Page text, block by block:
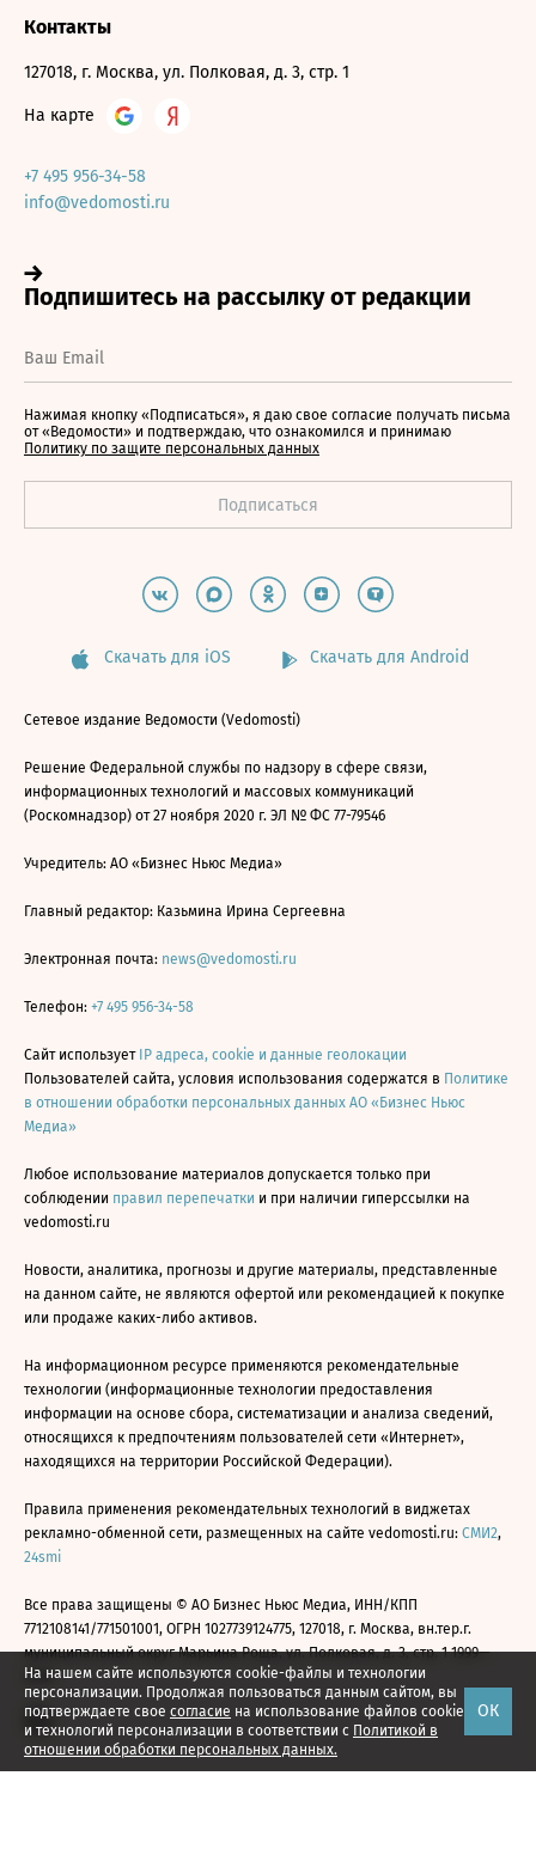
На нашем сайте используются cookie-файлы и технологии
персонализации. Продолжая пользоваться данным сайтом, вы
подтверждаете свое согласие на использование файлов cookie
и технологий персонализации в соответствии с Политикой в
отношении обработки персональных данных.
ОК
Контакты
127018, г. Москва, ул. Полковая, д. 3, стр. 1
На карте
+7 495 956-34-58
info@vedomosti.ru
Нажимая кнопку «Подписаться», я даю свое согласие получать письма
от «Ведомости» и подтверждаю, что ознакомился и принимаю
Политику по защите персональных данных
Скачать для iOS Скачать для Android
Сетевое издание Ведомости (Vedomosti)
Решение Федеральной службы по надзору в сфере связи,
информационных технологий и массовых коммуникаций
(Роскомнадзор) от 27 ноября 2020 г. ЭЛ № ФС 77-79546
Учредитель: АО «Бизнес Ньюс Медиа»
Главный редактор: Казьмина Ирина Сергеевна
Электронная почта: news@vedomosti.ru
Телефон: +7 495 956-34-58
Сайт использует IP адреса, cookie и данные геолокации
Пользователей сайта, условия использования содержатся в Политике
в отношении обработки персональных данных АО «Бизнес Ньюс
Медиа»
Любое использование материалов допускается только при
соблюдении правил перепечатки и при наличии гиперссылки на
vedomosti.ru
Новости, аналитика, прогнозы и другие материалы, представленные
на данном сайте, не являются офертой или рекомендацией к покупке
или продаже каких-либо активов.
На информационном ресурсе применяются рекомендательные
технологии (информационные технологии предоставления
информации на основе сбора, систематизации и анализа сведений,
относящихся к предпочтениям пользователей сети «Интернет»,
находящихся на территории Российской Федерации).
Правила применения рекомендательных технологий в виджетах
рекламно-обменной сети, размещенных на сайте vedomosti.ru: СМИ2,
24smi
Все права защищены © АО Бизнес Ньюс Медиа, ИНН/КПП
7712108141/771501001, ОГРН 1027739124775, 127018, г. Москва, вн.тер.г.
муниципальный округ Марьина Роща, ул. Полковая, д. 3, стр. 1 1999—
2026